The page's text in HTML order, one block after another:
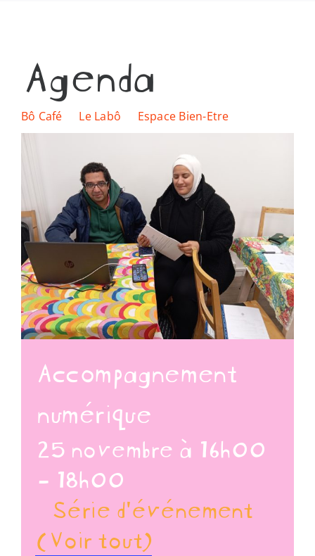
Ressources
Nous soutenir
Agenda
Bô Café Le Labô Espace Bien-Etre
Accompagnement
numérique
25 novembre à 16h00
- 18h00
Série d'événement
(Voir tout)